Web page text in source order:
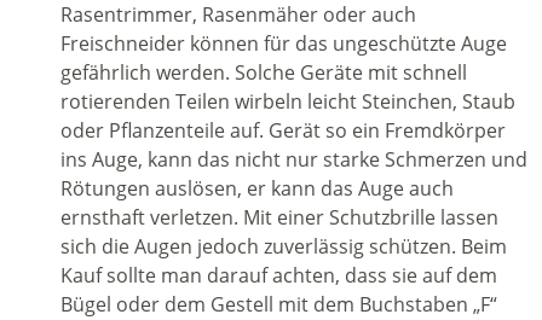
Rasentrimmer, Rasenmäher oder auch
Freischneider können für das ungeschützte Auge
gefährlich werden. Solche Geräte mit schnell
rotierenden Teilen wirbeln leicht Steinchen, Staub
oder Pflanzenteile auf. Gerät so ein Fremdkörper
ins Auge, kann das nicht nur starke Schmerzen und
Rötungen auslösen, er kann das Auge auch
ernsthaft verletzen. Mit einer Schutzbrille lassen
sich die Augen jedoch zuverlässig schützen. Beim
Kauf sollte man darauf achten, dass sie auf dem
Bügel oder dem Gestell mit dem Buchstaben „F“